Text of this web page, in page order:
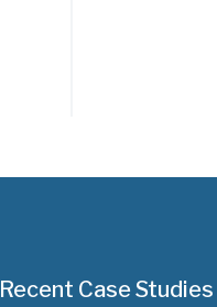
Recent Case Studies